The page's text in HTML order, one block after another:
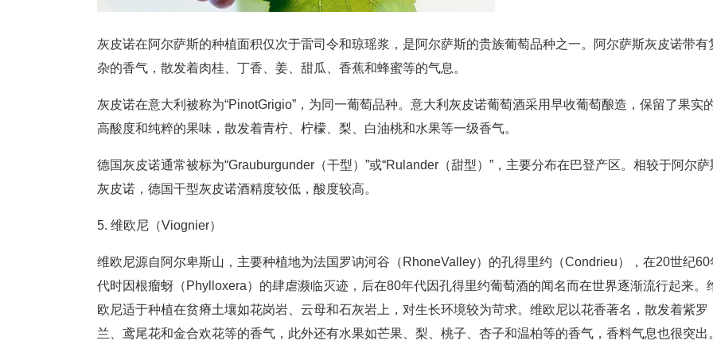
灰皮诺在阿尔萨斯的种植面积仅次于雷司令和琼瑶浆，是阿尔萨斯的贵族葡萄品种之一。阿尔萨斯灰皮诺带有
杂的香气，散发着肉桂、丁香、姜、甜瓜、香蕉和蜂蜜等的气息。
灰皮诺在意大利被称为“PinotGrigio”，为同一葡萄品种。意大利灰皮诺葡萄酒采用早收葡萄酿造，保留了果实
高酸度和纯粹的果味，散发着青柠、柠檬、梨、白油桃和水果等一级香气。
德国灰皮诺通常被标为“Grauburgunder（干型）”或“Rulander（甜型）”，主要分布在巴登产区。相较于阿尔萨
灰皮诺，德国干型灰皮诺酒精度较低，酸度较高。
5. 维欧尼（Viognier）
维欧尼源自阿尔卑斯山，主要种植地为法国罗讷河谷（RhoneValley）的孔得里约（Condrieu），在20世纪60
代时因根瘤蚜（Phylloxera）的肆虐濒临灭迹，后在80年代因孔得里约葡萄酒的闻名而在世界逐渐流行起来。
欧尼适于种植在贫瘠土壤如花岗岩、云母和石灰岩上，对生长环境较为苛求。维欧尼以花香著名，散发着紫罗
兰、鸢尾花和金合欢花等的香气，此外还有水果如芒果、梨、桃子、杏子和温柏等的香气，香料气息也很突出